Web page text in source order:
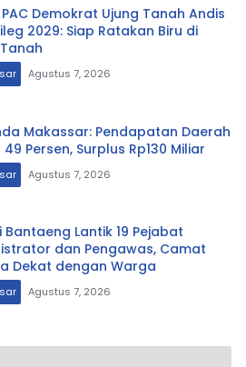
Demokrat Ujung Tanah Andis
2029: Siap Ratakan Biru di
Agustus 7, 2026
Makassar: Pendapatan Daerah
49 Persen, Surplus Rp130 Miliar
Agustus 7, 2026
Bantaeng Lantik 19 Pejabat
dan Pengawas, Camat
Dekat dengan Warga
Agustus 7, 2026